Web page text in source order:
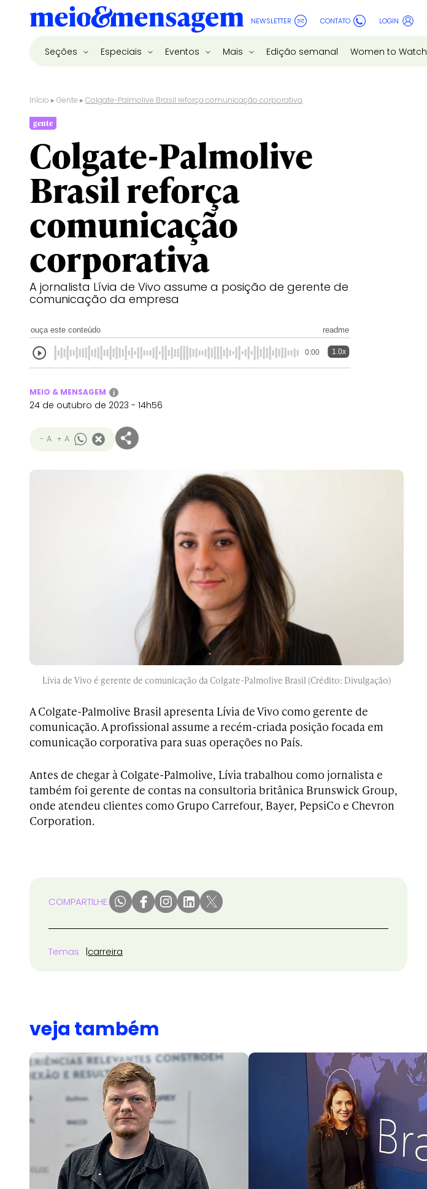
NEWSLETTER CONTATO LOGIN
Seções Especiais Eventos Mais Edição semanal Women to Watch
Início ▸Gente ▸Colgate-Palmolive Brasil reforça comunicação corporativa
gente
Colgate-Palmolive
Brasil reforça
comunicação
corporativa
A jornalista Lívia de Vivo assume a posição de gerente de
comunicação da empresa
ouça este conteúdo readme
0:00 1.0x
MEIO & MENSAGEM i
24 de outubro de 2023 - 14h56
- A + A
Lívia de Vivo é gerente de comunicação da Colgate-Palmolive Brasil (Crédito: Divulgação)
A Colgate-Palmolive Brasil apresenta Lívia de Vivo como gerente de
comunicação. A profissional assume a recém-criada posição focada em
comunicação corporativa para suas operações no País.
Antes de chegar à Colgate-Palmolive, Lívia trabalhou como jornalista e
também foi gerente de contas na consultoria britânica Brunswick Group,
onde atendeu clientes como Grupo Carrefour, Bayer, PepsiCo e Chevron
Corporation.
COMPARTILHE:
Temas carreira
veja também